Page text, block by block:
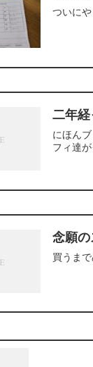
ついに
二年経
にほん
フィ達
念願の
買うま